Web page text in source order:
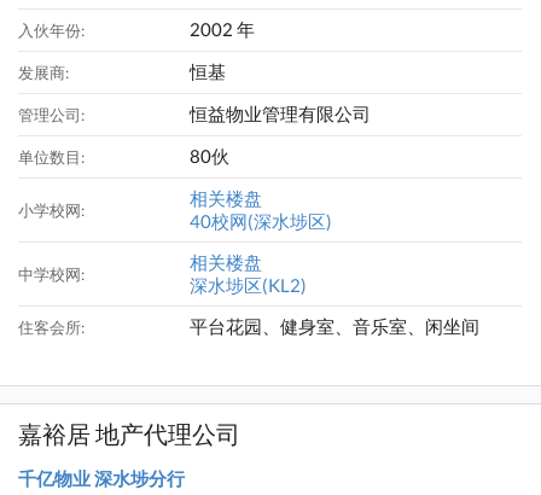
入伙年份: 2002 年
发展商: 恒基
管理公司: 恒益物业管理有限公司
单位数目: 80伙
小学校网:
相关楼盘
40校网(深水埗区)
中学校网:
相关楼盘
深水埗区(KL2)
住客会所: 平台花园、健身室、音乐室、闲坐间
嘉裕居 地产代理公司
千亿物业 深水埗分行